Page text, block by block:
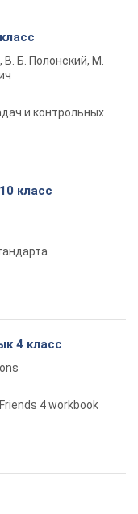
В. Б. Полонский, М.
и контрольных
класс
4 класс
4 workbook